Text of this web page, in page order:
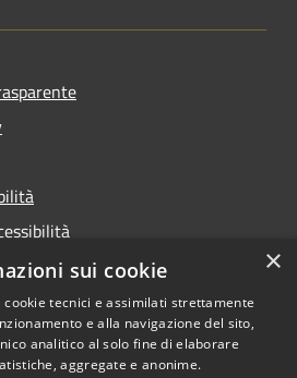
×
sui cookie
tecnici e assimilati strettamente
e alla navigazione del sito,
analitico al solo fine di elaborare
aggregate e anonime.